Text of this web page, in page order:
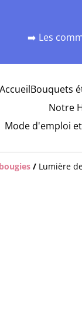
➡️ Les
AccueilBouquets
Notre
Mode d'emploi
/ Lumière